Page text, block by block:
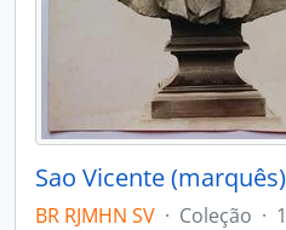
Sao Vicente (marquês)
BR RJMHN SV · Coleção ·